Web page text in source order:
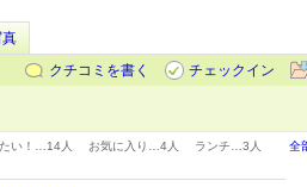
クチコミを書く
チェックイン
い！… 14人 お気に入り… 4人 ランチ… 3人 全